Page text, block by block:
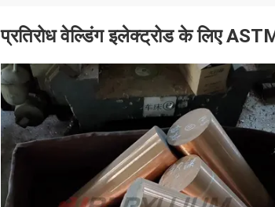
प्रतिरोध वेल्डिंग इलेक्ट्रोड के लिए